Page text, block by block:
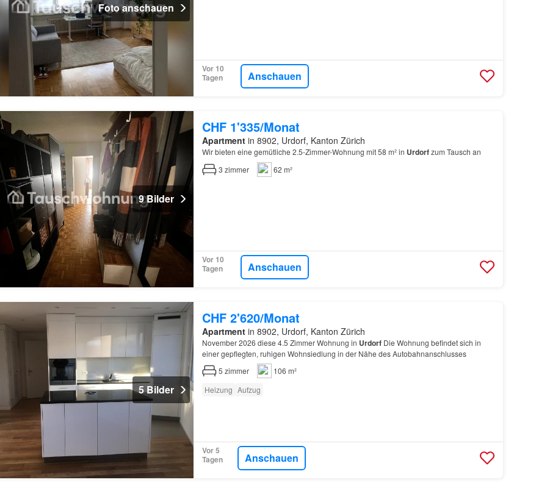
Foto anschauen
Vor 10
Tagen
Anschauen
9 Bilder
CHF 1'335/Monat
Apartmentin 8902, Urdorf, Kanton Zürich
Wir bieten eine gemütliche 2.5-Zimmer-Wohnung mit 58 m² in Urdorfzum Tausch an
3 zimmer 62 m²
Vor 10
Tagen
Anschauen
5 Bilder
CHF 2'620/Monat
Apartmentin 8902, Urdorf, Kanton Zürich
November 2026 diese 4.5 Zimmer Wohnung in UrdorfDie Wohnung befindet sich in
einer gepflegten, ruhigen Wohnsiedlung in der Nähe des Autobahnanschlusses
5 zimmer
106 m²
Heizung Aufzug
Vor 5
Tagen
Anschauen